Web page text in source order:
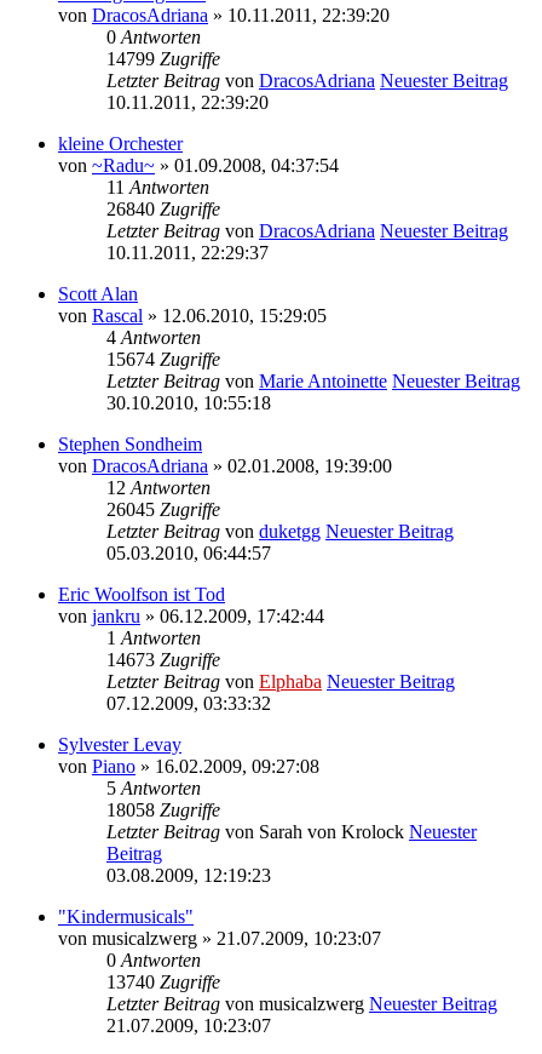
von DracosAdriana » 10.11.2011, 22:39:20
0 Antworten
14799 Zugriffe
Letzter Beitrag von DracosAdriana Neuester Beitrag
10.11.2011, 22:39:20
kleine Orchester
von ~Radu~ » 01.09.2008, 04:37:54
11 Antworten
26840 Zugriffe
Letzter Beitrag von DracosAdriana Neuester Beitrag
10.11.2011, 22:29:37
Scott Alan
von Rascal » 12.06.2010, 15:29:05
4 Antworten
15674 Zugriffe
Letzter Beitrag von Marie Antoinette Neuester Beitrag
30.10.2010, 10:55:18
Stephen Sondheim
von DracosAdriana » 02.01.2008, 19:39:00
12 Antworten
26045 Zugriffe
Letzter Beitrag von duketgg Neuester Beitrag
05.03.2010, 06:44:57
Eric Woolfson ist Tod
von jankru » 06.12.2009, 17:42:44
1 Antworten
14673 Zugriffe
Letzter Beitrag von Elphaba Neuester Beitrag
07.12.2009, 03:33:32
Sylvester Levay
von Piano » 16.02.2009, 09:27:08
5 Antworten
18058 Zugriffe
Letzter Beitrag von Sarah von Krolock Neuester
Beitrag
03.08.2009, 12:19:23
"Kindermusicals"
von musicalzwerg » 21.07.2009, 10:23:07
0 Antworten
13740 Zugriffe
Letzter Beitrag von musicalzwerg Neuester Beitrag
21.07.2009, 10:23:07